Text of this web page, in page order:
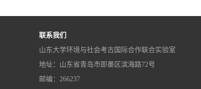
联系我们
山东大学环境与社会考古国际合作联合实验室
地址：山东省青岛市即墨区滨海路72号
邮编：266237